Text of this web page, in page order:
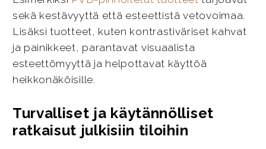
sekä kestävyyttä että esteettistä vetovoimaa.
Lisäksi tuotteet, kuten kontrastiväriset kahvat
ja painikkeet, parantavat visuaalista
esteettömyyttä ja helpottavat käyttöä
heikkonäköisille.
Turvalliset ja käytännölliset
ratkaisut julkisiin tiloihin